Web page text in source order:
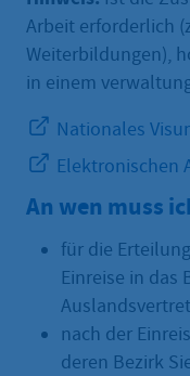
Arbeit erforderlich
Weiterbildungen),
in einem
Nationales
Elektronischen
An wen muss
für die
Einreise in das
nach der
deren Bezirk